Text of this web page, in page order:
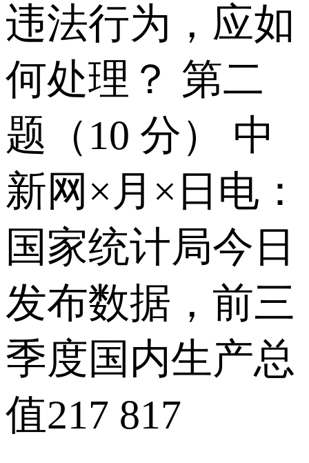
违法行为，应如
何处理？ 第二
题（10 分） 中
新网×月×日电：
国家统计局今日
发布数据，前三
季度国内生产总
值217 817